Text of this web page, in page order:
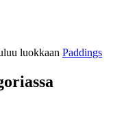
luokkaan Paddings